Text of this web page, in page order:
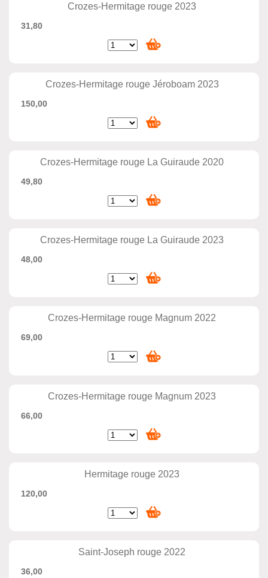
Crozes-Hermitage rouge 2023
31,80
Crozes-Hermitage rouge Jéroboam 2023
150,00
Crozes-Hermitage rouge La Guiraude 2020
49,80
Crozes-Hermitage rouge La Guiraude 2023
48,00
Crozes-Hermitage rouge Magnum 2022
69,00
Crozes-Hermitage rouge Magnum 2023
66,00
Hermitage rouge 2023
120,00
Saint-Joseph rouge 2022
36,00